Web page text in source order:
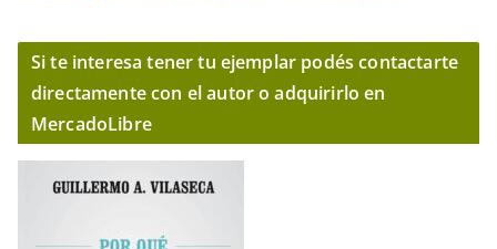
Si te interesa tener tu ejemplar podés contactarte
directamente con el autor o adquirirlo en
MercadoLibre